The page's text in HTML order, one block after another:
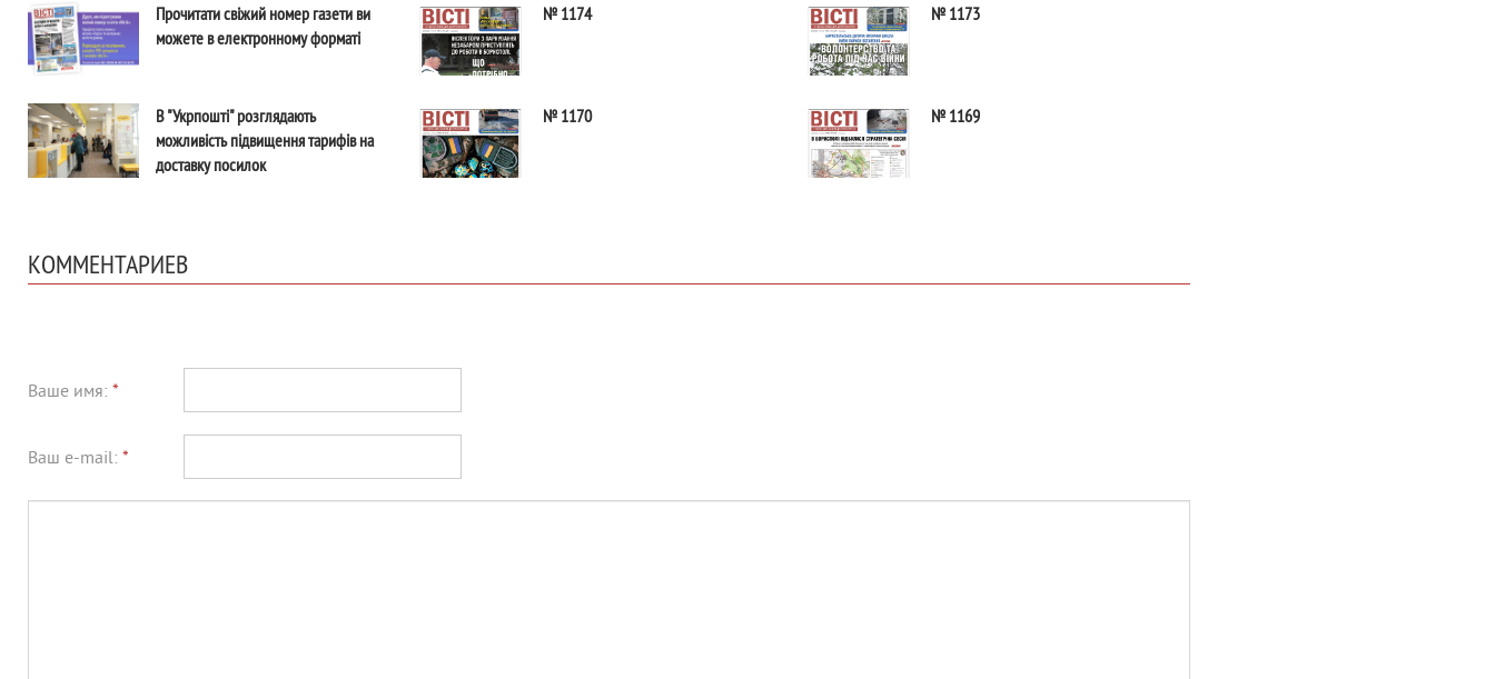
Прочитати свіжий номер газети ви
можете в електронному форматі
№ 1174 № 1173
В "Укрпошті" розглядають
можливість підвищення тарифів на
доставку посилок
№ 1170 № 1169
КОММЕНТАРИЕВ
Ваше имя: *
Ваш e-mail: *